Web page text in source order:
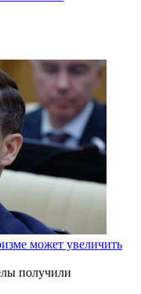
может увеличить
получили